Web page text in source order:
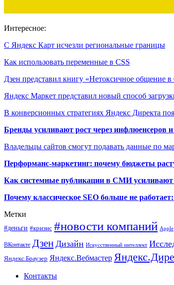
Интересное:
С Яндекс Карт исчезли региональные границы
Как использовать переменные в CSS
Дзен представил книгу «Нетоксичное общение в
Яндекс Маркет представил новый способ
В конверсионных стратегиях Яндекс Директа
Бренды усиливают рост через инфлюенсеров
Владельцы сайтов смогут подавать данные по
Перформанс-маркетинг: почему бюджеты
Как системные публикации в СМИ усиливают
Почему классическое SEO больше не
Метки
#деньги #кризис #новости компаний Apple
ВКонтакте Дзен Дизайн Искусственный интеллект
Яндекс.Браузер Яндекс.Вебмастер
Контакты